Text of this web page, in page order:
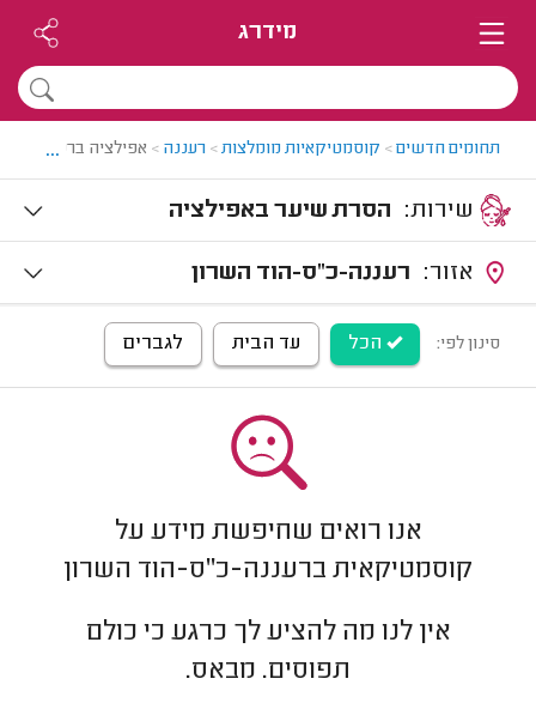
מידרג
תחומים חדשים> קוסמטיקאיות מומלצות> רעננה > אפילציה ברעננה
...
הסרת שיער באפילציה
רעננה-כ"ס-הוד השרון
סינון לפי: הכל עד הבית לגברים
אנו רואים שחיפשת מידע על
קוסמטיקאית ברעננה-כ"ס-הוד השרון
אין לנו מה להציע לך כרגע כי כולם
תפוסים. מבאס.